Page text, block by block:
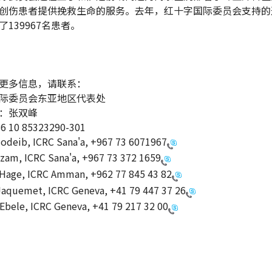
伤患者提供挽救生命的服务。去年，红十字国际委员会支持
139967名患者。
多信息，请联系：
委员会东亚地区代表处
张双峰
10 85323290-301
ICRC Sana'a, +967 73 6071967
ICRC Sana'a, +967 73 372 1659
ICRC Amman, +962 77 845 43 82
ICRC Geneva, +41 79 447 37 26
ICRC Geneva, +41 79 217 32 00